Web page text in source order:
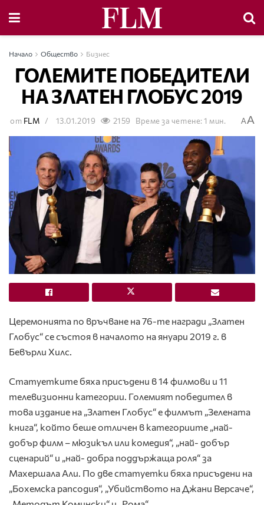
Начало Общество Бизнес
ГОЛЕМИТЕ ПОБЕДИТЕЛИ
НА ЗЛАТЕН ГЛОБУС 2019
от FLM 13.01.2019 2159 Време за четене: 1 мин. AA
Церемонията по връчване на 76-те награди „Златен
Глобус“ се състоя в началото на януари 2019 г. в
Бевърли Хилс.
Статуетките бяха присъдени в 14 филмови и 11
телевизионни категории. Големият победител в
това издание на „Златен Глобус“ е филмът „Зелената
книга“, който беше отличен в категориите „най-
добър филм – мюзикъл или комедия“, „най- добър
сценарий“ и „най- добра поддържаща роля“ за
Махершала Али. По две статуетки бяха присъдени на
„Бохемска рапсодия“, „Убийството на Джани Версаче“,